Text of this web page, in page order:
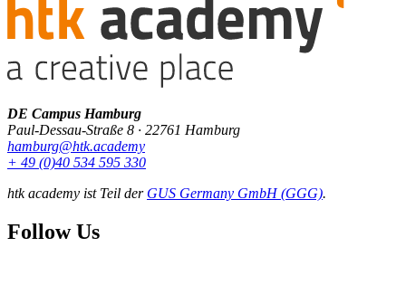
DE Campus Hamburg
Paul-Dessau-Straße 8 · 22761 Hamburg
hamburg@htk.academy
+ 49 (0)40 534 595 330
htk academy ist Teil der GUS Germany GmbH (GGG).
Follow Us